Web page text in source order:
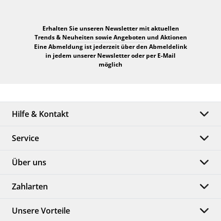
Erhalten Sie unseren Newsletter mit aktuellen
Trends & Neuheiten sowie Angeboten und Aktionen
Eine Abmeldung ist jederzeit über den Abmeldelink
in jedem unserer Newsletter oder per E-Mail
möglich
Hilfe & Kontakt
Service
Über uns
Zahlarten
Unsere Vorteile